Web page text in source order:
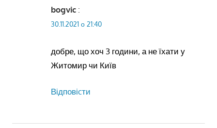
bogvic :
30.11.2021 о 21:40
добре, що хоч 3 години, а не їхати у
Житомир чи Київ
Відповіcти